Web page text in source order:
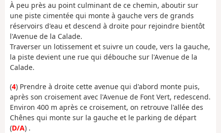
À peu près au point culminant de ce chemin, aboutir sur
une piste cimentée qui monte à gauche vers de grands
réservoirs d'eau et descend à droite pour rejoindre bientôt
l'Avenue de la Calade.
Traverser un lotissement et suivre un coude, vers la gauche,
la piste devient une rue qui débouche sur l'Avenue de la
Calade.
(4) Prendre à droite cette avenue qui d'abord monte puis,
après son croisement avec l'Avenue de Font Vert, redescend.
Environ 400 m après ce croisement, on retrouve l'allée des
Chênes qui monte sur la gauche et le parking de départ
(D/A) .